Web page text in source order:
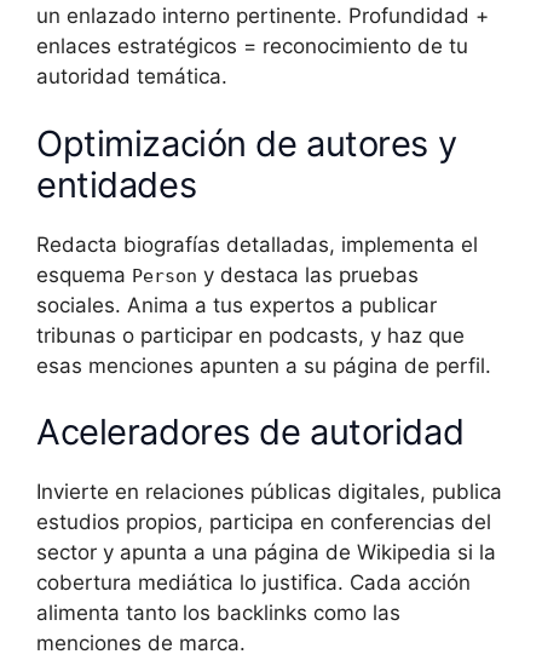
un enlazado interno pertinente. Profundidad +
enlaces estratégicos = reconocimiento de tu
autoridad temática.
Optimización de autores y
entidades
Redacta biografías detalladas, implementa el
esquema Person y destaca las pruebas
sociales. Anima a tus expertos a publicar
tribunas o participar en podcasts, y haz que
esas menciones apunten a su página de perfil.
Aceleradores de autoridad
Invierte en relaciones públicas digitales, publica
estudios propios, participa en conferencias del
sector y apunta a una página de Wikipedia si la
cobertura mediática lo justifica. Cada acción
alimenta tanto los backlinks como las
menciones de marca.